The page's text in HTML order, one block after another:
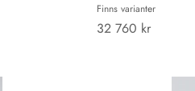
Finns varianter
REA-pris
32 760 kr